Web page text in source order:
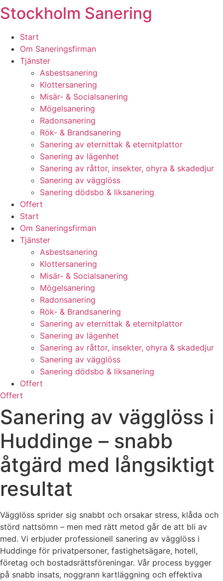
Skip
to
content
Stockholm Sanering
Start
Om Saneringsfirman
Tjänster
Asbestsanering
Klottersanering
Misär- & Socialsanering
Mögelsanering
Radonsanering
Rök- & Brandsanering
Sanering av eternittak & eternitplattor
Sanering av lägenhet
Sanering av råttor, insekter, ohyra & skadedjur
Sanering av vägglöss
Sanering dödsbo & liksanering
Offert
Start
Om Saneringsfirman
Tjänster
Asbestsanering
Klottersanering
Misär- & Socialsanering
Mögelsanering
Radonsanering
Rök- & Brandsanering
Sanering av eternittak & eternitplattor
Sanering av lägenhet
Sanering av råttor, insekter, ohyra & skadedjur
Sanering av vägglöss
Sanering dödsbo & liksanering
Offert
Offert
Sanering av vägglöss i
Huddinge – snabb
åtgärd med långsiktigt
resultat
Vägglöss sprider sig snabbt och orsakar stress, klåda och
störd nattsömn – men med rätt metod går de att bli av
med. Vi erbjuder professionell sanering av vägglöss i
Huddinge för privatpersoner, fastighetsägare, hotell,
företag och bostadsrättsföreningar. Vår process bygger
på snabb insats, noggrann kartläggning och effektiva